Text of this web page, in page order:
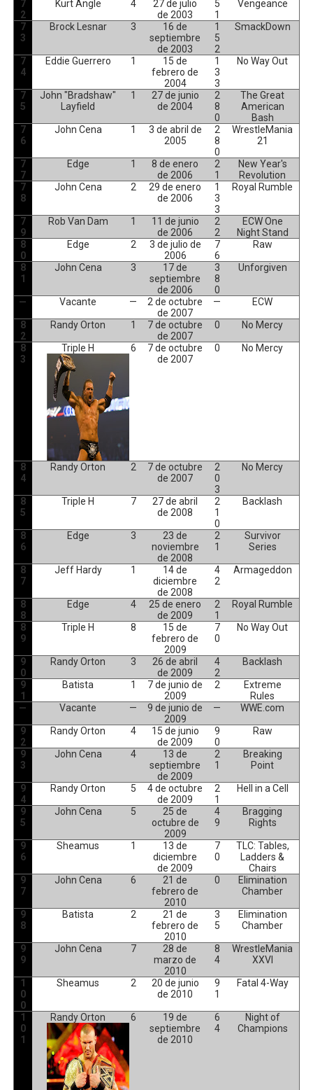
7
2
Kurt Angle 4
27 de julio
de 2003
5
1
Vengeance
7
3
Brock Lesnar 3
16 de
septiembre
de 2003
1
5
2
SmackDown
7
4
Eddie Guerrero 1
15 de
febrero de
2004
1
3
3
No Way Out
7
5
John "Bradshaw"
Layfield
1
27 de junio
de 2004
2
8
0
The Great
American
Bash
7
6
John Cena 1
3 de abril de
2005
2
8
0
WrestleMania
21
7
7
Edge 1
8 de enero
de 2006
2
1
New Year's
Revolution
7
8
John Cena 2
29 de enero
de 2006
1
3
3
Royal Rumble
7
9
Rob Van Dam 1
11 de junio
de 2006
2
2
ECW One
Night Stand
8
0
Edge 2
3 de julio de
2006
7
6
Raw
8
1
John Cena 3
17 de
septiembre
de 2006
3
8
0
Unforgiven
— Vacante —
2 de octubre
de 2007
— ECW
8
2
Randy Orton 1
7 de octubre
de 2007
0 No Mercy
8
3
Triple H 6
7 de octubre
de 2007
0 No Mercy
8
4
Randy Orton 2
7 de octubre
de 2007
2
0
3
No Mercy
8
5
Triple H 7
27 de abril
de 2008
2
1
0
Backlash
8
6
Edge 3
23 de
noviembre
de 2008
2
1
Survivor
Series
8
7
Jeff Hardy 1
14 de
diciembre
de 2008
4
2
Armageddon
8
8
Edge 4
25 de enero
de 2009
2
1
Royal Rumble
8
9
Triple H 8
15 de
febrero de
2009
7
0
No Way Out
9
0
Randy Orton 3
26 de abril
de 2009
4
2
Backlash
9
1
Batista 1
7 de junio de
2009
2
Extreme
Rules
—
Vacante —
9 de junio de
2009
— WWE.com
9
2
Randy Orton 4
15 de junio
de 2009
9
0
Raw
9
3
John Cena 4
13 de
septiembre
de 2009
2
1
Breaking
Point
9
4
Randy Orton 5
4 de octubre
de 2009
2
1
Hell in a Cell
9
5
John Cena 5
25 de
octubre de
2009
4
9
Bragging
Rights
9
6
Sheamus 1
13 de
diciembre
de 2009
7
0
TLC: Tables,
Ladders &
Chairs
9
7
John Cena 6
21 de
febrero de
2010
0
Elimination
Chamber
9
8
Batista 2
21 de
febrero de
2010
3
5
Elimination
Chamber
9
9
John Cena 7
28 de
marzo de
2010
8
4
WrestleMania
XXVI
1
0
0
Sheamus 2
20 de junio
de 2010
9
1
Fatal 4-Way
1
0
1
Randy Orton 6
19 de
septiembre
de 2010
6
4
Night of
Champions